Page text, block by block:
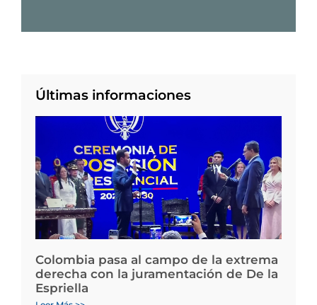
Últimas informaciones
Colombia pasa al campo de la extrema
derecha con la juramentación de De la
Espriella